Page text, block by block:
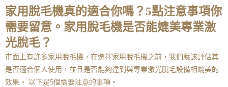
家用脫毛機真的適合你嗎？5點注意事項你
需要留意。家用脫毛機是否能媲美專業激
光脫毛？
市面上有許多家用脫毛機，在選擇家用脫毛機之前，我們應該評估其
是否適合個人使用，並且是否能夠達到與專業激光脫毛設備相媲美的
效果。 以下是5個需要注意的事項。